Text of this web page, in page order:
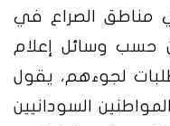
مناطق الصراع في
حسب وسائل إعلام
لجوءهم، يقول
السودانيين